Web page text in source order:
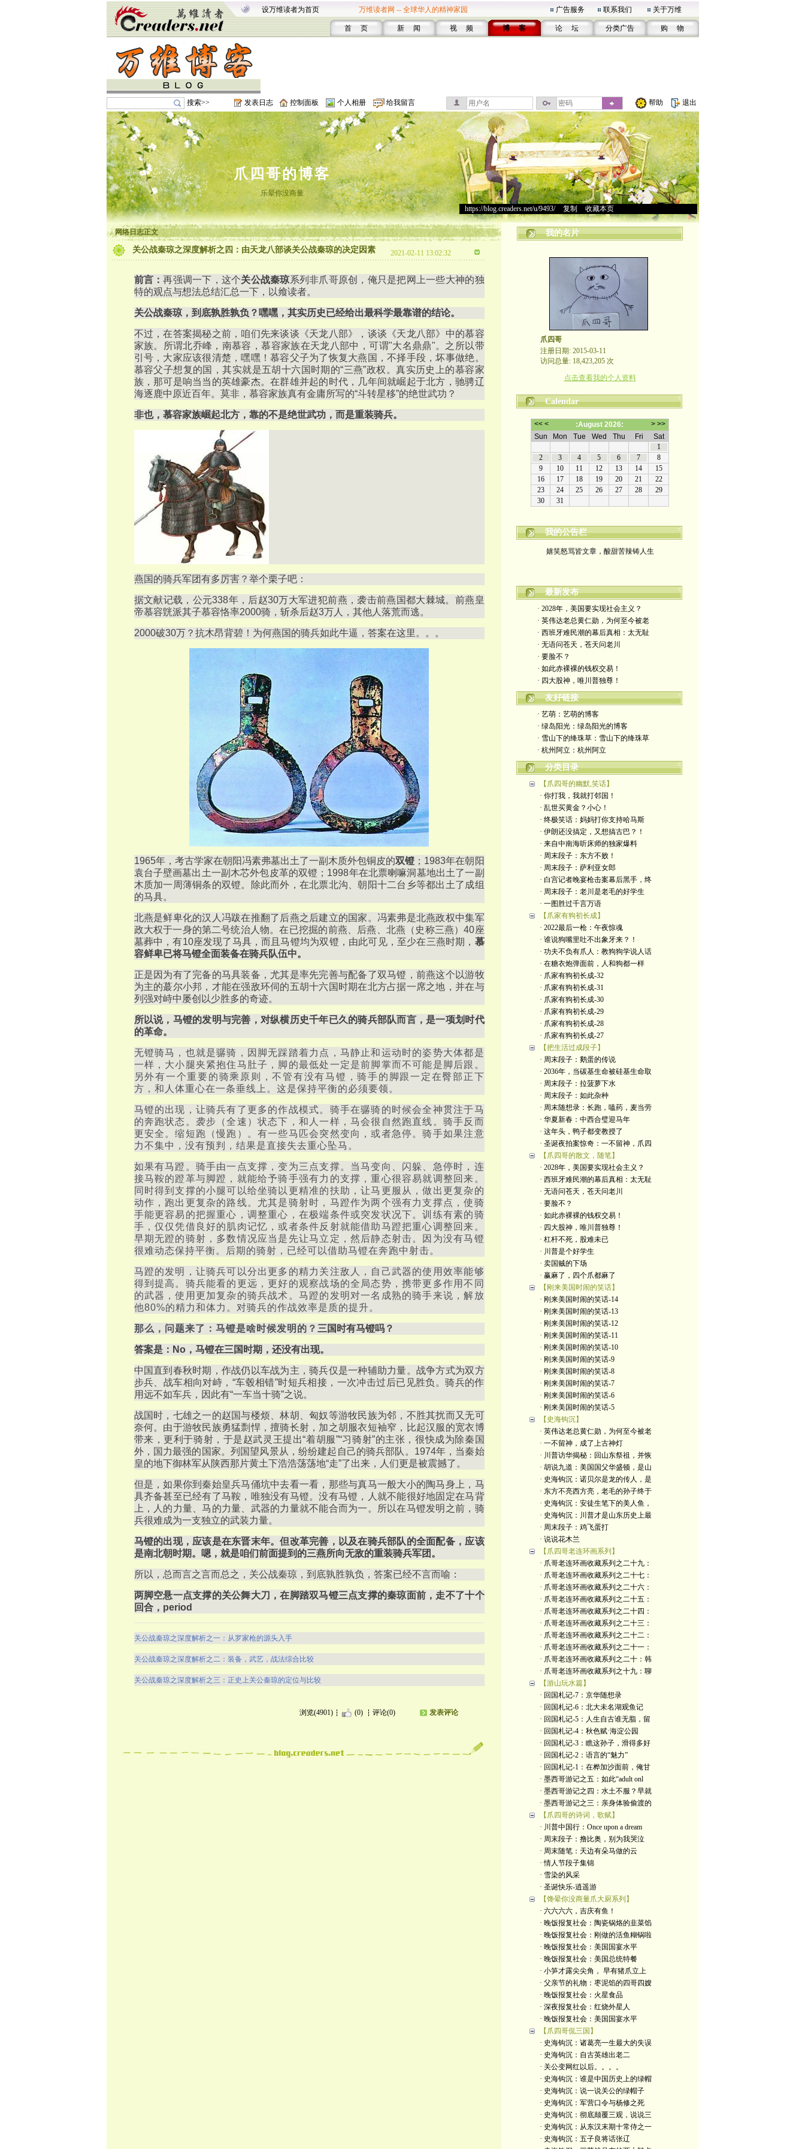
设万维读者为首页 万维读者网 -- 全球华人的精神家园 广告服务 联系我们 关于万维
首 页 新 闻 视 频 博 客 论 坛 分类广告 购 物
搜索>> 发表日志 控制面板 个人相册 给我留言 帮助 退出
爪四哥的博客
乐晕你没商量
https://blog.creaders.net/u/9493/> 复制 收藏本页
网络日志正文
关公战秦琼之深度解析之四：由天龙八部谈关公战秦琼的决定因素 2021-02-11 13:02:32
前言：再强调一下，这个关公战秦琼系列非爪哥原创，俺只是把网上一些大神的独
特的观点与想法总结汇总一下，以飨读者。
关公战秦琼，到底孰胜孰负？嘿嘿，其实历史已经给出最科学最靠谱的结论。
不过，在答案揭秘之前，咱们先来谈谈《天龙八部》，谈谈《天龙八部》中的慕容
家族。所谓北乔峰，南慕容，慕容家族在天龙八部中，可谓"大名鼎鼎"。之所以带
引号，大家应该很清楚，嘿嘿！慕容父子为了恢复大燕国，不择手段，坏事做绝。
慕容父子想复的国，其实就是五胡十六国时期的“三燕”政权。真实历史上的慕容家
族，那可是响当当的英雄豪杰。在群雄并起的时代，几年间就崛起于北方，驰骋辽
海逐鹿中原近百年。莫非，慕容家族真有金庸所写的“斗转星移”的绝世武功？
非也，慕容家族崛起北方，靠的不是绝世武功，而是重装骑兵。
燕国的骑兵军团有多厉害？举个栗子吧：
据文献记载，公元338年，后赵30万大军进犯前燕，袭击前燕国都大棘城。前燕皇
帝慕容皝派其子慕容恪率2000骑，斩杀后赵3万人，其他人落荒而逃。
2000破30万？抗木昂背碧！为何燕国的骑兵如此牛逼，答案在这里。。。
1965年，考古学家在朝阳冯素弗墓出土了一副木质外包铜皮的双镫 ；1983年在朝阳
袁台子壁画墓出土一副木芯外包皮革的双镫；1998年在北票喇嘛洞墓地出土了一副
木质加一周薄铜条的双镫。除此而外，在北票北沟、朝阳十二台乡等都出土了成组
的马具。
北燕是鲜卑化的汉人冯跋在推翻了后燕之后建立的国家。冯素弗是北燕政权中集军
政大权于一身的第二号统治人物。在已挖掘的前燕、后燕、北燕（史称三燕）40座
墓葬中，有10座发现了马具，而且马镫均为双镫，由此可见，至少在三燕时期， 慕
容鲜卑已将马镫全面装备在骑兵队伍中。
正是因为有了完备的马具装备，尤其是率先完善与配备了双马镫，前燕这个以游牧
为主的蕞尔小邦，才能在强敌环伺的五胡十六国时期在北方占据一席之地，并在与
列强对峙中屡创以少胜多的奇迹。
所以说，马镫的发明与完善，对纵横历史千年已久的骑兵部队而言，是一项划时代
的革命。
无镫骑马，也就是骣骑，因脚无踩踏着力点，马静止和运动时的姿势大体都是
一样，大小腿夹紧抱住马肚子，脚的最低处一定是前脚掌而不可能是脚后跟。
另外有一个重要的骑乘原则，不管有没有马镫，骑手的脚跟一定在臀部正下
方，和人体重心在一条垂线上。这是保持平衡的必须要领。
马镫的出现，让骑兵有了更多的作战模式。骑手在骣骑的时候会全神贯注于马
的奔跑状态。袭步（全速）状态下，和人一样，马会很自然跑直线。骑手反而
更安全。缩短跑（慢跑）。有一些马匹会突然变向，或者急停。骑手如果注意
力不集中，没有预判，结果是直接失去重心坠马。
如果有马蹬。骑手由一点支撑，变为三点支撑。当马变向、闪躲、急停时，连
接马鞍的蹬革与脚蹬，就能给予骑手强有力的支撑，重心很容易就调整回来。
同时得到支撑的小腿可以给坐骑以更精准的扶助，让马更服从，做出更复杂的
动作，跑出更复杂的路线。尤其是骑射时，马蹬作为两个强有力支撑点，使骑
手能更容易的把握重心，调整重心，在极端条件或突发状况下。训练有素的骑
手，仅仅凭借良好的肌肉记忆，或者条件反射就能借助马蹬把重心调整回来。
早期无蹬的骑射，多数情况应当是先让马立定，然后静态射击。因为没有马镫
很难动态保持平衡。后期的骑射，已经可以借助马镫在奔跑中射击。
马蹬的发明，让骑兵可以分出更多的精力关注敌人，自己武器的使用效率能够
得到提高。骑兵能看的更远，更好的观察战场的全局态势，携带更多作用不同
的武器，使用更加复杂的骑兵战术。马蹬的发明对一名成熟的骑手来说，解放
他80%的精力和体力。对骑兵的作战效率是质的提升。
那么，问题来了：马镫是啥时候发明的？ 三国时有马镫吗？
答案是：No，马镫在三国时期，还没有出现。
中国直到春秋时期，作战仍以车战为主，骑兵仅是一种辅助力量。战争方式为双方
步兵、战车相向对峙，“车毂相错”时短兵相接，一次冲击过后已见胜负。骑兵的作
用远不如车兵，因此有“一车当十骑”之说。
战国时，七雄之一的赵国与楼烦、林胡、匈奴等游牧民族为邻，不胜其扰而又无可
奈何。由于游牧民族勇猛剽悍，擅骑长射，加之胡服衣短袖窄，比起汉服的宽衣博
带来，更利于骑射，于是赵武灵王提出“着胡服”“习骑射”的主张，很快成为除秦国
外，国力最强的国家。列国望风景从，纷纷建起自己的骑兵部队。1974年，当秦始
皇的地下御林军从陕西那片黄土下浩浩荡荡地“走”了出来，人们更是被震撼了。
但是，如果你到秦始皇兵马俑坑中去看一看，那些与真马一般大小的陶马身上，马
具齐备甚至已经有了马鞍，唯独没有马镫。没有马镫，人就不能很好地固定在马背
上，人的力量、马的力量、武器的力量就不能合而为一。所以在马镫发明之前，骑
兵很难成为一支独立的武装力量。
马镫的出现，应该是在东晋末年。但改革完善，以及在骑兵部队的全面配备，应该
是南北朝时期。嗯，就是咱们前面提到的三燕所向无敌的重装骑兵军团。
所以，总而言之言而总之，关公战秦琼，到底孰胜孰负，答案已经不言而喻：
两脚空悬一点支撑的关公舞大刀，在脚踏双马镫三点支撑的秦琼面前，走不了十个
回合，period
关公战秦琼之深度解析之一：从罗家枪的源头入手
关公战秦琼之深度解析之二：装备，武艺，战法综合比较
关公战秦琼之深度解析之三：正史上关公秦琼的定位与比较
浏览(4901) (0) 评论(0) 发表评论
我的名片
爪四哥
注册日期: 2015-03-11
访问总量: 18,423,205 次
点击查看我的个人资料
Calendar
我的公告栏
最新发布
· 2028年，美国要实现社会主义？
· 英伟达老总黄仁勋，为何至今被老
· 西班牙难民潮的幕后真相：太无耻
· 无语问苍天，苍天问老川
· 要脸不？
· 如此赤裸裸的钱权交易！
· 四大股神，唯川普独尊！
友好链接
· 艺萌：艺萌的博客
· 绿岛阳光：绿岛阳光的博客
· 雪山下的绛珠草：雪山下的绛珠草
· 杭州阿立：杭州阿立
分类目录
【爪四哥的幽默,笑话】
· 你打我，我就打邻国！
· 乱世买黄金？小心！
· 终极笑话：妈妈打你支持哈马斯
· 伊朗还没搞定，又想搞古巴？！
· 来自中南海听床师的独家爆料
· 周末段子：东方不败！
· 周末段子：萨利亚女郎
· 白宫记者晚宴枪击案幕后黑手，终
· 周末段子：老川是老毛的好学生
· 一图胜过千言万语
【爪家有狗初长成】
· 2022最后一枪：午夜惊魂
· 谁说狗嘴里吐不出象牙来？！
· 功夫不负有爪人：教狗狗学说人话
· 在糖衣炮弹面前，人和狗都一样
· 爪家有狗初长成-32
· 爪家有狗初长成-31
· 爪家有狗初长成-30
· 爪家有狗初长成-29
· 爪家有狗初长成-28
· 爪家有狗初长成-27
【把生活过成段子】
· 周末段子：鹅蛋的传说
· 2036年，当碳基生命被硅基生命取
· 周末段子：拉菠萝下水
· 周末段子：如此杂种
· 周末随想录：长跑，嗑药，麦当劳
· 华夏新春：中西合璧迎马年
· 这年头，鸭子都变教授了
· 圣诞夜拍案惊奇：一不留神，爪四
【爪四哥的散文，随笔】
· 2028年，美国要实现社会主义？
· 西班牙难民潮的幕后真相：太无耻
· 无语问苍天，苍天问老川
· 要脸不？
· 如此赤裸裸的钱权交易！
· 四大股神，唯川普独尊！
· 杠杆不死，股难未已
· 川普是个好学生
· 卖国贼的下场
· 赢麻了，四个爪都麻了
【刚来美国时闹的笑话】
· 刚来美国时闹的笑话-14
· 刚来美国时闹的笑话-13
· 刚来美国时闹的笑话-12
· 刚来美国时闹的笑话-11
· 刚来美国时闹的笑话-10
· 刚来美国时闹的笑话-9
· 刚来美国时闹的笑话-8
· 刚来美国时闹的笑话-7
· 刚来美国时闹的笑话-6
· 刚来美国时闹的笑话-5
【史海钩沉】
· 英伟达老总黄仁勋，为何至今被老
· 一不留神，成了上古神灯
· 川普访华揭秘：回山东祭祖，并恢
· 胡说九道：美国国父华盛顿，是山
· 史海钩沉：诺贝尔是龙的传人，是
· 东方不亮西方亮，老毛的孙子终于
· 史海钩沉：安徒生笔下的美人鱼，
· 史海钩沉：川普才是山东历史上最
· 周末段子：鸡飞蛋打
· 说说花木兰
【爪四哥老连环画系列】
· 爪哥老连环画收藏系列之二十九：
· 爪哥老连环画收藏系列之二十七：
· 爪哥老连环画收藏系列之二十六：
· 爪哥老连环画收藏系列之二十五：
· 爪哥老连环画收藏系列之二十四：
· 爪哥老连环画收藏系列之二十三：
· 爪哥老连环画收藏系列之二十二：
· 爪哥老连环画收藏系列之二十一：
· 爪哥老连环画收藏系列之二十：韩
· 爪哥老连环画收藏系列之十九：聊
【游山玩水篇】
· 回国札记-7：京华随想录
· 回国札记-6：北大未名湖观鱼记
· 回国札记-5：人生自古谁无脂，留
· 回国札记-4：秋色赋·海淀公园
· 回国札记-3：瞧这孙子，滑得多好
· 回国札记-2：语言的“魅力”
· 回国札记-1：在桦加沙面前，俺甘
· 墨西哥游记之五：如此“adult onl
· 墨西哥游记之四：水土不服？早就
· 墨西哥游记之三：亲身体验偷渡的
【爪四哥的诗词，歌赋】
· 川普中国行：Once upon a dream
· 周末段子：撸比奥，别为我哭泣
· 周末随笔：天边有朵马做的云
· 情人节段子集锦
· 雪染的风采
· 圣诞快乐-逍遥游
【馋晕你没商量爪大厨系列】
· 六六六六，吉庆有鱼！
· 晚饭报复社会：陶瓷锅烙的韭菜馅
· 晚饭报复社会：刚做的活鱼糊锅啦
· 晚饭报复社会：美国国宴水平
· 晚饭报复社会：美国总统特餐
· 小笋才露尖尖角， 早有猪爪立上
· 父亲节的礼物：枣泥馅的四哥四嫂
· 晚饭报复社会：火星食品
· 深夜报复社会：红烧外星人
· 晚饭报复社会：美国国宴水平
【爪四哥侃三国】
· 史海钩沉：诸葛亮一生最大的失误
· 史海钩沉：自古英雄出老二
· 关公变网红以后。。。。
· 史海钩沉：谁是中国历史上的绿帽
· 史海钩沉：说一说关公的绿帽子
· 史海钩沉：军营口令与杨修之死
· 史海钩沉：彻底颠覆三观，说说三
· 史海钩沉：从东汉末期十常侍之一
· 史海钩沉：五子良将话张辽